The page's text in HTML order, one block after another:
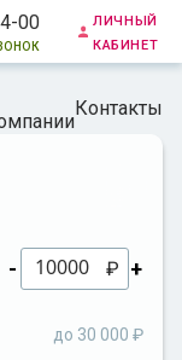
00
личный
кабинет
Контакты
- ₽ +
до 30 000 ₽